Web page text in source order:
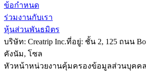
ข้อกำหนด
ร่วมงานกับเรา
หุ้นส่วนพันธมิตร
บริษัท: Creatrip Inc.ที่อยู่: ชั้น 2, 125 ถนน
คังนัม, โซล
หัวหน้าหน่วยงานคุ้มครองข้อมูลส่วนบุคคล: